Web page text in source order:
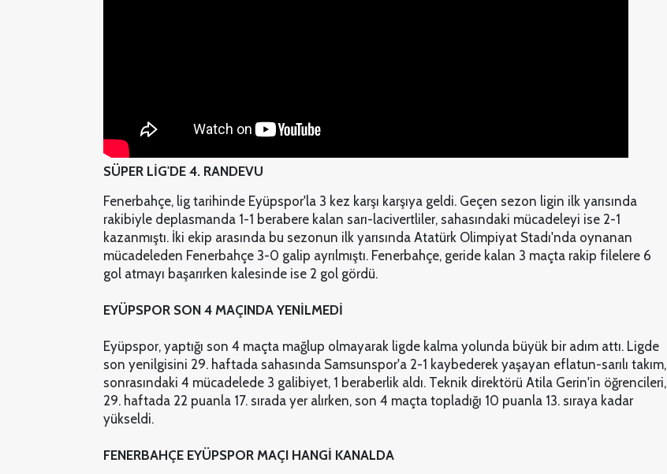
SÜPER LİG'DE 4. RANDEVU
Fenerbahçe, lig tarihinde Eyüpspor'la 3 kez karşı karşıya geldi. Geçen sezon ligin ilk yarısında
rakibiyle deplasmanda 1-1 berabere kalan sarı-lacivertliler, sahasındaki mücadeleyi ise 2-1
kazanmıştı. İki ekip arasında bu sezonun ilk yarısında Atatürk Olimpiyat Stadı'nda oynanan
mücadeleden Fenerbahçe 3-0 galip ayrılmıştı. Fenerbahçe, geride kalan 3 maçta rakip filelere 6
gol atmayı başarırken kalesinde ise 2 gol gördü.
EYÜPSPOR SON 4 MAÇINDA YENİLMEDİ
Eyüpspor, yaptığı son 4 maçta mağlup olmayarak ligde kalma yolunda büyük bir adım attı. Ligde
son yenilgisini 29. haftada sahasında Samsunspor'a 2-1 kaybederek yaşayan eflatun-sarılı takım,
sonrasındaki 4 mücadelede 3 galibiyet, 1 beraberlik aldı. Teknik direktörü Atila Gerin'in öğrencileri,
29. haftada 22 puanla 17. sırada yer alırken, son 4 maçta topladığı 10 puanla 13. sıraya kadar
yükseldi.
FENERBAHÇE EYÜPSPOR MAÇI HANGİ KANALDA